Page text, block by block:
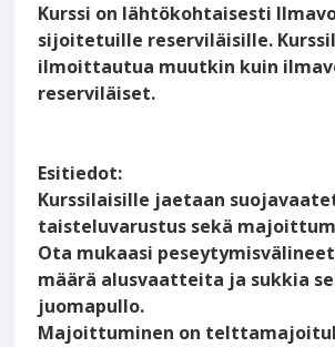
Kurssi on lähtökohtaisesti
sijoitetuille reserviläisille.
ilmoittautua muutkin kuin
reserviläiset.
Esitiedot:
Kurssilaisille jaetaan
taisteluvarustus sekä
Ota mukaasi
määrä alusvaatteita ja sukkia
juomapullo.
Majoittuminen on